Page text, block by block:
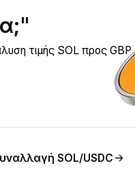
τιμής SOL προς GBP.
SOL/USDC